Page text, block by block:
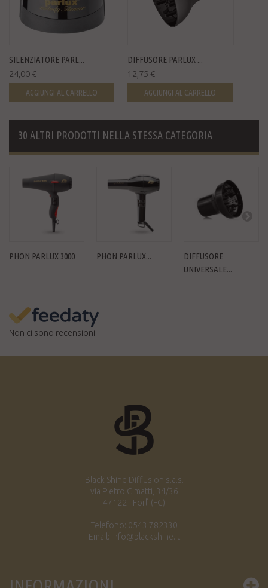
SILENZIATORE PARL...
24,00 €
AGGIUNGI AL CARRELLO
DIFFUSORE PARLUX ...
12,75 €
AGGIUNGI AL CARRELLO
30 ALTRI PRODOTTI NELLA STESSA CATEGORIA
PHON PARLUX 3000 PHON PARLUX...
DIFFUSORE
UNIVERSALE...
Non ci sono recensioni
Black Shine Diffusion s.a.s.
via Pietro Cimatti, 34/36
47122 - Forlì (FC)
Telefono: 0543 782330
Email: info@blackshine.it